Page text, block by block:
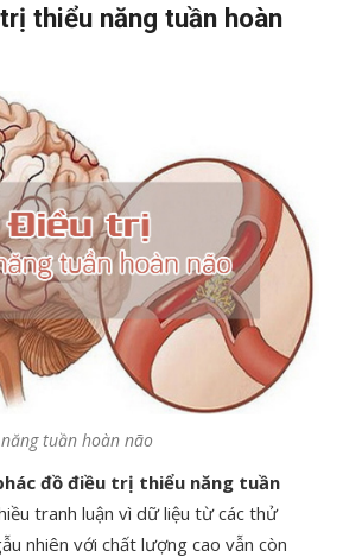
thiểu năng tuần hoàn
tuần hoàn não
đồ điều trị thiểu năng tuần
tranh luận vì dữ liệu từ các thử
nhiên với chất lượng cao vẫn còn